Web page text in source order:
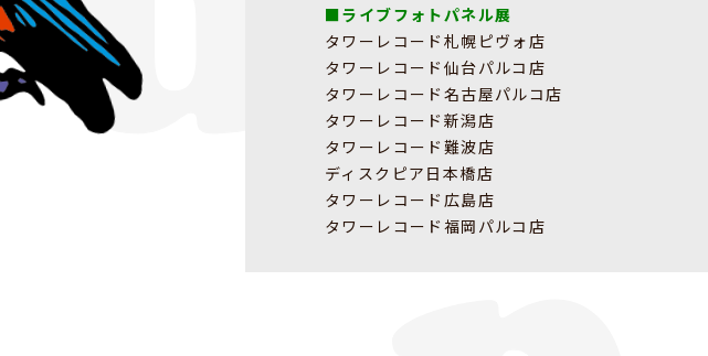
■ライブフォトパネル展
タワーレコード札幌ピヴォ店
タワーレコード仙台パルコ店
タワーレコード名古屋パルコ店
タワーレコード新潟店
タワーレコード難波店
ディスクピア日本橋店
タワーレコード広島店
タワーレコード福岡パルコ店